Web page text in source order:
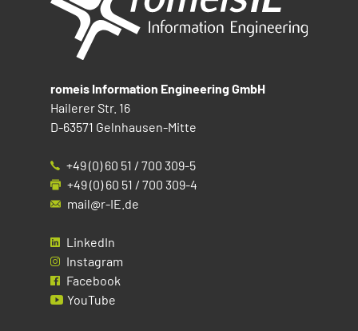
romeis Information Engineering GmbH
Hailerer Str. 16
D-63571 Gelnhausen-Mitte
+49 (0) 60 51 / 700 309-5
+49 (0) 60 51 / 700 309-4
mail@r-IE.de
LinkedIn
Instagram
Facebook
YouTube